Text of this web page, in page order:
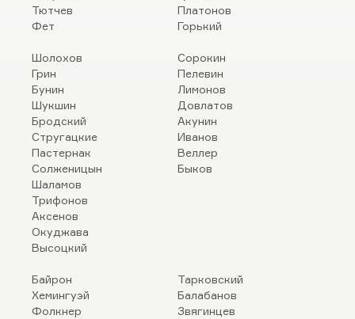
Тютчев
Фет
Платонов
Горький
Шолохов
Грин
Бунин
Шукшин
Бродский
Стругацкие
Пастернак
Солженицын
Шаламов
Трифонов
Аксенов
Окуджава
Высоцкий
Сорокин
Пелевин
Лимонов
Довлатов
Акунин
Иванов
Веллер
Быков
Байрон
Хемингуэй
Фолкнер
Тарковский
Балабанов
Звягинцев